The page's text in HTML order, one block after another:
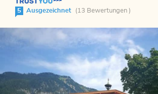
5 Ausgezeichnet (13 Bewertungen )